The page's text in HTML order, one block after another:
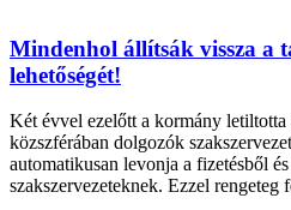
Mindenhol állítsák vissza a
lehetőségét!
Két évvel ezelőtt a kormány letiltotta
közszférában dolgozók
automatikusan levonja a fizetésből
szakszervezeteknek. Ezzel rengeteg